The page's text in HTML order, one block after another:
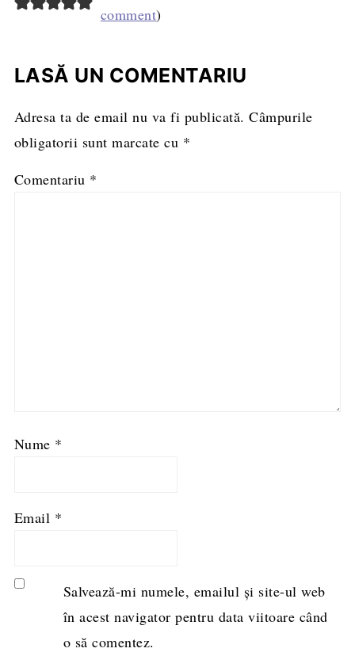
comment)
LASĂ UN COMENTARIU
Adresa ta de email nu va fi publicată. Câmpurile
obligatorii sunt marcate cu *
Comentariu *
Nume *
Email *
Salvează-mi numele, emailul și site-ul web
în acest navigator pentru data viitoare când
o să comentez.